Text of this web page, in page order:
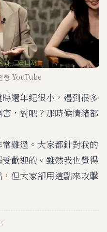
형 YouTube
還年紀很小，遇到很多
，對吧？那時候情緒都
難過。大家都針對我的
歡迎的。雖然我也覺得
但大家卻用這點來攻擊